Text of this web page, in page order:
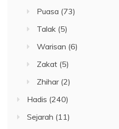
Puasa (73)
Talak (5)
Warisan (6)
Zakat (5)
Zhihar(2)
Hadis (240)
Sejarah (11)